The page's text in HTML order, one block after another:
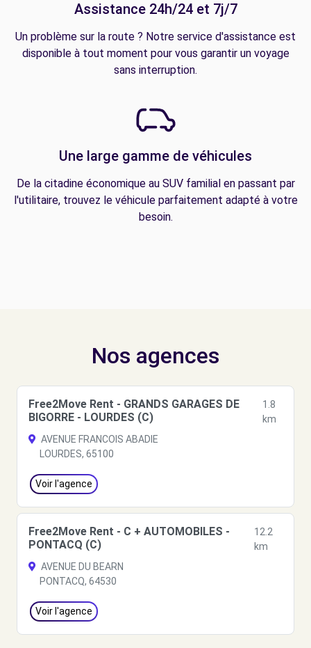
Assistance 24h/24 et 7j/7
Un problème sur la route ? Notre service d'assistance est
disponible à tout moment pour vous garantir un voyage
sans interruption.
Une large gamme de véhicules
De la citadine économique au SUV familial en passant par
l'utilitaire, trouvez le véhicule parfaitement adapté à votre
besoin.
Nos agences
Free2Move Rent - GRANDS GARAGES DE
BIGORRE - LOURDES (C)
1.8
km
AVENUE FRANCOIS ABADIE
LOURDES, 65100
Voir l'agence
Free2Move Rent - C + AUTOMOBILES -
PONTACQ (C)
12.2
km
AVENUE DU BEARN
PONTACQ, 64530
Voir l'agence